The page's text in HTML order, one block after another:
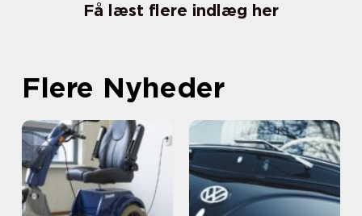
Få læst flere indlæg her
Flere Nyheder